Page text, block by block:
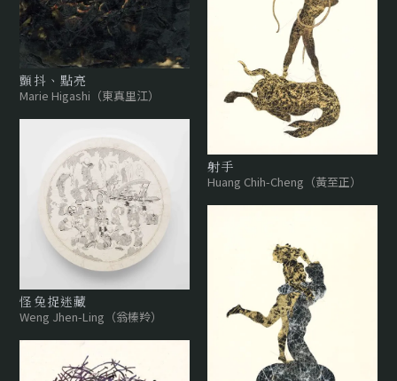
顫抖、點亮
Marie Higashi（東真里江）
怪兔捉迷藏
Weng Jhen-Ling（翁榛羚）
射手
Huang Chih-Cheng（黃至正）